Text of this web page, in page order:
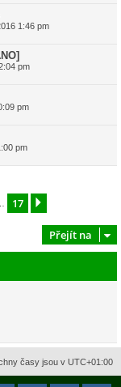
1:46 pm
pm
pm
pm
17
Přejít na
časy jsou v UTC+01:00